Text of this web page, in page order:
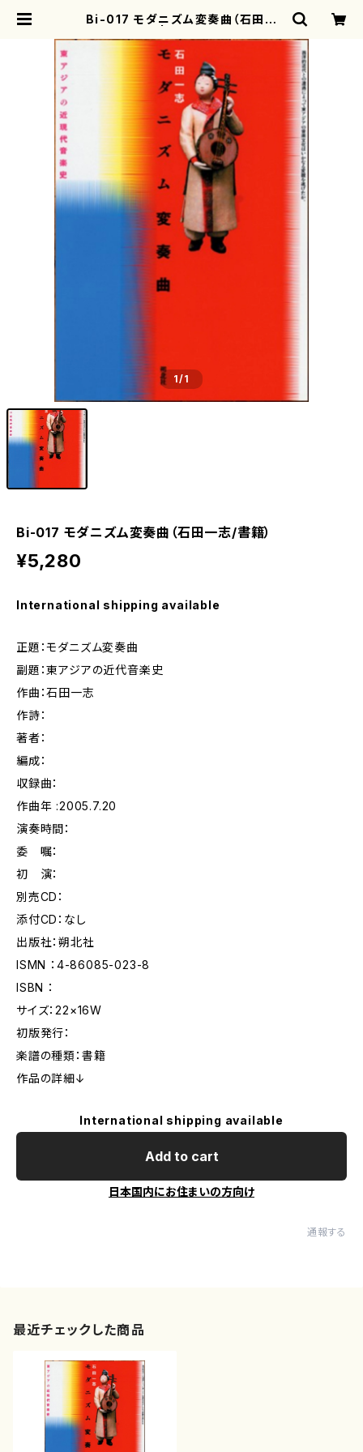
Bi-017 モダニズム変奏曲（石田一
1/1
Bi-017 モダニズム変奏曲（石田一志/書籍）
¥5,280
International shipping available
正題：モダニズム変奏曲
副題：東アジアの近代音楽史
作曲：石田一志
作詩：
著者：
編成：
収録曲：
作曲年 :2005.7.20
演奏時間：
委 嘱：
初 演：
別売CD：
添付CD：なし
出版社：朔北社
ISMN ：4-86085-023-8
ISBN ：
サイズ：22×16W
初版発行：
楽譜の種類：書籍
作品の詳細↓
International shipping available
Add to cart
日本国内にお住まいの方向け
通報する
最近チェックした商品